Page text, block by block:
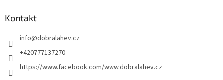
Kontakt
info@dobralahev.cz
+420777137270
https://www.facebook.com/www.dobralahev.cz